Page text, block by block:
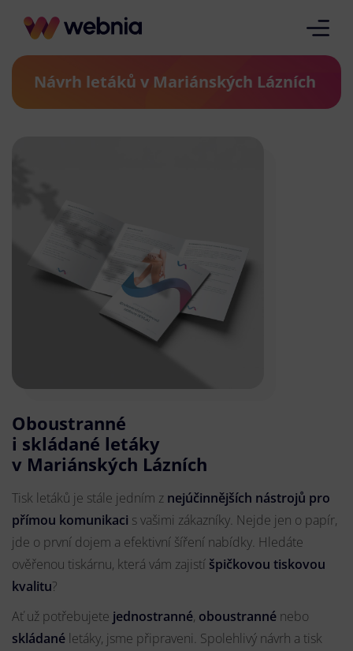
Návrh letáků v Mariánských Lázních
Oboustranné
i skládané letáky
v Mariánských Lázních
Tisk letáků je stále jedním z nejúčinnějších nástrojů pro
přímou komunikaci s vašimi zákazníky. Nejde jen o papír,
jde o první dojem a efektivní šíření nabídky. Hledáte
ověřenou tiskárnu, která vám zajistí špičkovou tiskovou
kvalitu?
Ať už potřebujete jednostranné, oboustranné nebo
skládané letáky, jsme připraveni. Spolehlivý návrh a tisk